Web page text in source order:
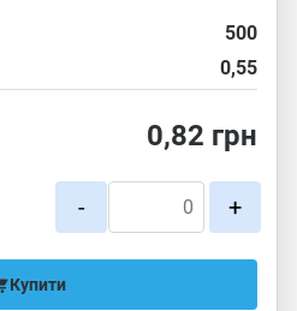
500
0,55
0,82 грн
- +
Купити